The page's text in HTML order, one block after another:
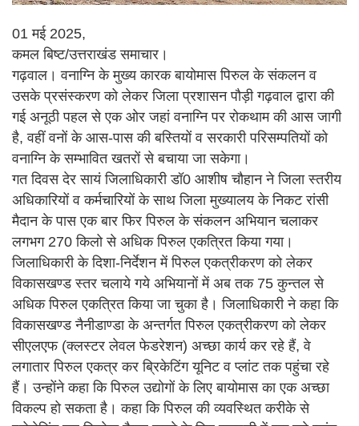
01 मई 2025,
कमल बिष्ट/उत्तराखंड समाचार।
गढ़वाल। वनाग्नि के मुख्य कारक बायोमास पिरुल के संकलन व
उसके प्रसंस्करण को लेकर जिला प्रशासन पौड़ी गढ़वाल द्वारा की
गई अनूठी पहल से एक ओर जहां वनाग्नि पर रोकथाम की आस जागी
है, वहीं वनों के आस-पास की बस्तियों व सरकारी परिसम्पतियों को
वनाग्नि के सम्भावित खतरों से बचाया जा सकेगा।
गत दिवस देर सायं जिलाधिकारी डॉ0 आशीष चौहान ने जिला स्तरीय
अधिकारियों व कर्मचारियों के साथ जिला मुख्यालय के निकट रांसी
मैदान के पास एक बार फिर पिरुल के संकलन अभियान चलाकर
लगभग 270 किलो से अधिक पिरुल एकत्रित किया गया।
जिलाधिकारी के दिशा-निर्देशन में पिरुल एकत्रीकरण को लेकर
विकासखण्ड स्तर चलाये गये अभियानों में अब तक 75 कुन्तल से
अधिक पिरुल एकत्रित किया जा चुका है। जिलाधिकारी ने कहा कि
विकासखण्ड नैनीडाण्डा के अन्तर्गत पिरुल एकत्रीकरण को लेकर
सीएलएफ (क्लस्टर लेवल फेडरेशन) अच्छा कार्य कर रहे हैं, वे
लगातार पिरुल एकत्र कर ब्रिकेटिंग यूनिट व प्लांट तक पहुंचा रहे
हैं। उन्होंने कहा कि पिरुल उद्योगों के लिए बायोमास का एक अच्छा
विकल्प हो सकता है। कहा कि पिरुल की व्यवस्थित करीके से